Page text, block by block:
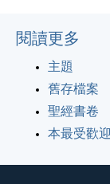
閱讀更多
主題
舊存檔案
聖經書卷
本最受歡